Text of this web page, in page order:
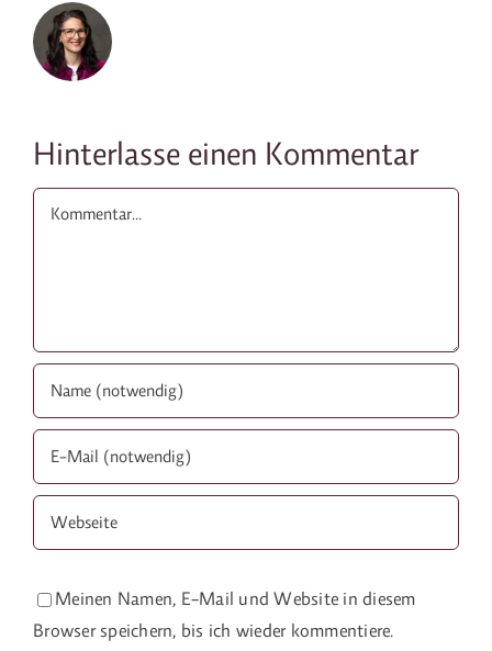
Hinterlasse einen Kommentar
Meinen Namen, E-Mail und Website in diesem
Browser speichern, bis ich wieder kommentiere.